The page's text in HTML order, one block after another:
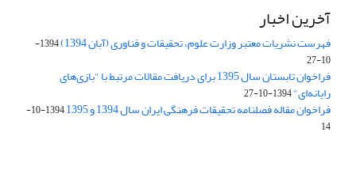
آخرین اخبار
فهرست نشریات معتبر وزارت علوم، تحقیقات و فناوری (آبان 1394)
1394-
10-27
فراخوان تابستان سال 1395 برای دریافت مقالات مرتبط با "بازی‌های
رایانه‌ای"1394-10-27
فراخوان مقاله فصلنامه تحقیقات فرهنگی ایران سال 1394 و 1395
1394-10-
14